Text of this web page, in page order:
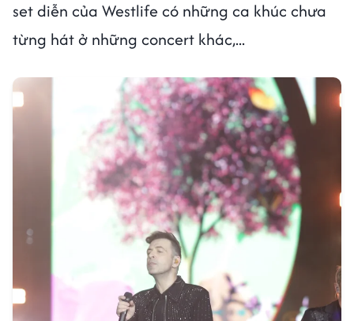
set diễn của Westlife có những ca khúc chưa
từng hát ở những concert khác,...